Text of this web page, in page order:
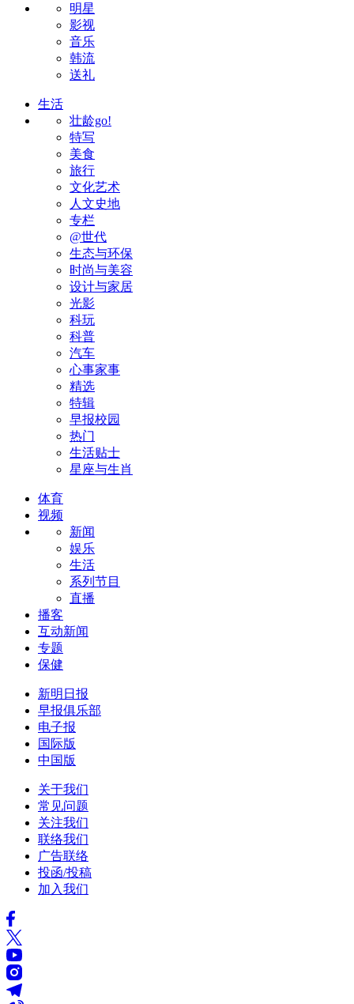
明星
影视
音乐
韩流
送礼
生活
壮龄go!
特写
美食
旅行
文化艺术
人文史地
专栏
@世代
生态与环保
时尚与美容
设计与家居
光影
科玩
科普
汽车
心事家事
精选
特辑
早报校园
热门
生活贴士
星座与生肖
体育
视频
新闻
娱乐
生活
系列节目
直播
播客
互动新闻
专题
保健
新明日报
早报俱乐部
电子报
国际版
中国版
关于我们
常见问题
关注我们
联络我们
广告联络
投函/投稿
加入我们